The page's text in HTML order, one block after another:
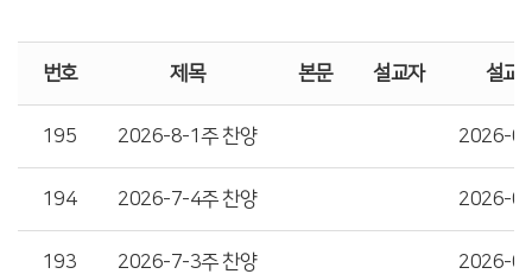
번호 제목 본문 설교자 설교
195 2026-8-1주 찬양 2026-
194 2026-7-4주 찬양 2026-
193 2026-7-3주 찬양 2026-